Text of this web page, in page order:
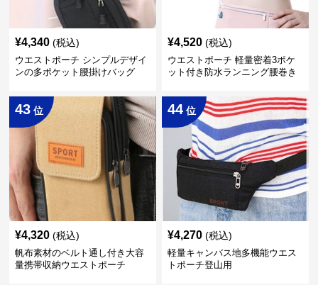
¥4,340 (税込)
ウエストポーチ シンプルデザイ
ンの多ポケット腰掛けバッグ
¥4,520 (税込)
ウエストポーチ 軽量密着3ポケ
ット付き防水ランニング腰巻き
43 位
¥4,320 (税込)
帆布素材のベルト通し付き大容
量携帯収納ウエストポーチ
44 位
¥4,270 (税込)
軽量キャンバス地多機能ウエス
トポーチ登山用